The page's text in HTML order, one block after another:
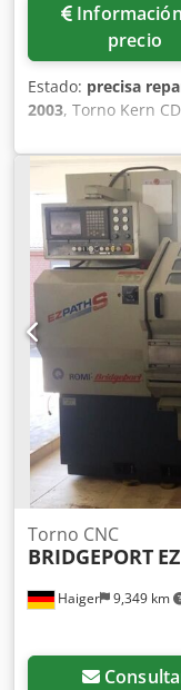
Información de
precio
Estado: precisa
2003, Torno Kern
pero con
Axcox Aggoa
Haiger 9,349 km
Torno CNC
BRIDGEPORT